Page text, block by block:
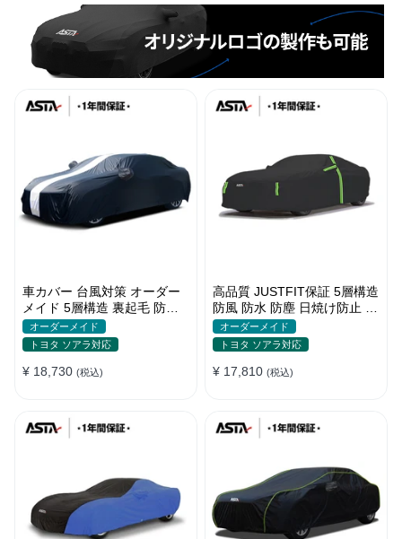
車カバー 台風対策 オーダー
メイド 5層構造 裏起毛 防水
防雨 軽/普自動車 SUV対応 お
すすめ
オーダーメイド
トヨタ ソアラ対応
¥ 18,730 (税込)
高品質 JUSTFIT保証 5層構造
防風 防水 防塵 日焼け防止 高
級 ボディカバー
オーダーメイド
トヨタ ソアラ対応
¥ 17,810 (税込)